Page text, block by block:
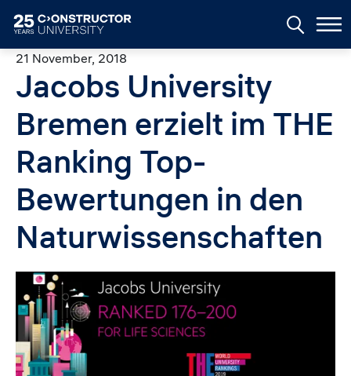
21 November, 2018
Jacobs University
Bremen erzielt im THE
Ranking Top-
Bewertungen in den
Naturwissenschaften
Image